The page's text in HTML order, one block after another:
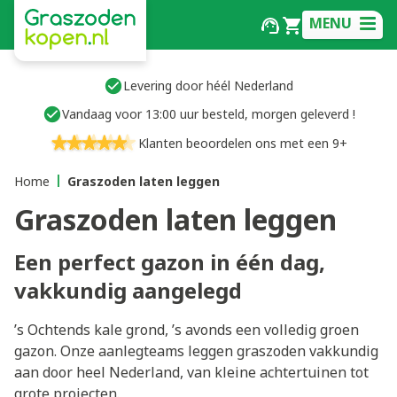
MENU
Levering door héél Nederland
Vandaag voor 13:00 uur besteld, morgen geleverd !
Klanten beoordelen ons met een 9+
Home Graszoden laten leggen
Graszoden laten leggen
Een perfect gazon in één dag,
vakkundig aangelegd
’s Ochtends kale grond, ’s avonds een volledig groen
gazon. Onze aanlegteams leggen graszoden vakkundig
aan door heel Nederland, van kleine achtertuinen tot